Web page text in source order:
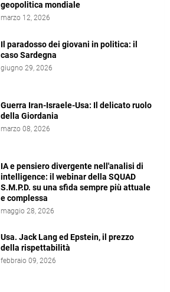
geopolitica mondiale
marzo 12, 2026
Il paradosso dei giovani in politica: il
caso Sardegna
giugno 29, 2026
Guerra Iran-Israele-Usa: Il delicato ruolo
della Giordania
marzo 08, 2026
IA e pensiero divergente nell'analisi di
intelligence: il webinar della SQUAD
S.M.P.D. su una sfida sempre più attuale
e complessa
maggio 28, 2026
Usa. Jack Lang ed Epstein, il prezzo
della rispettabilità
febbraio 09, 2026